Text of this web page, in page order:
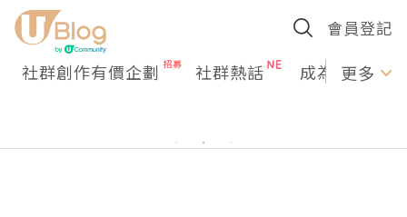
會員登記
社群創作有價企劃 社群熱話 成為U更多